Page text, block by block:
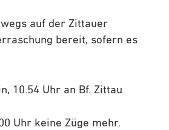
auf der Zittauer
bereit, sofern es
10.54 Uhr an Bf. Zittau
Uhr keine Züge mehr.